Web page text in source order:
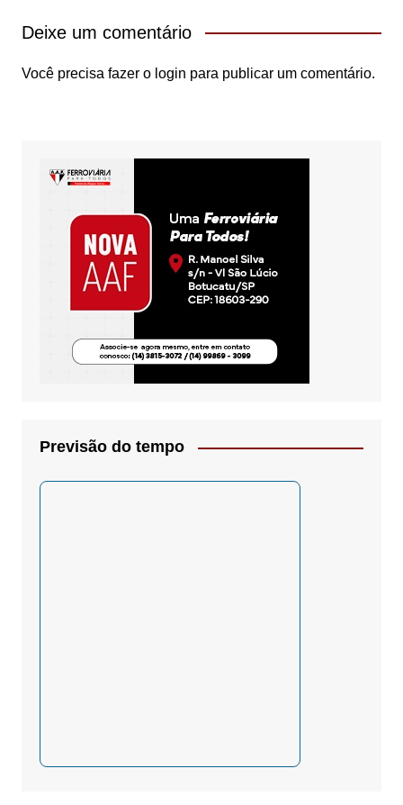
Deixe um comentário
Você precisa fazer o login para publicar um comentário.
Previsão do tempo